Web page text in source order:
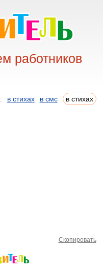
работников
в стихах в смс в стихах
Скопировать